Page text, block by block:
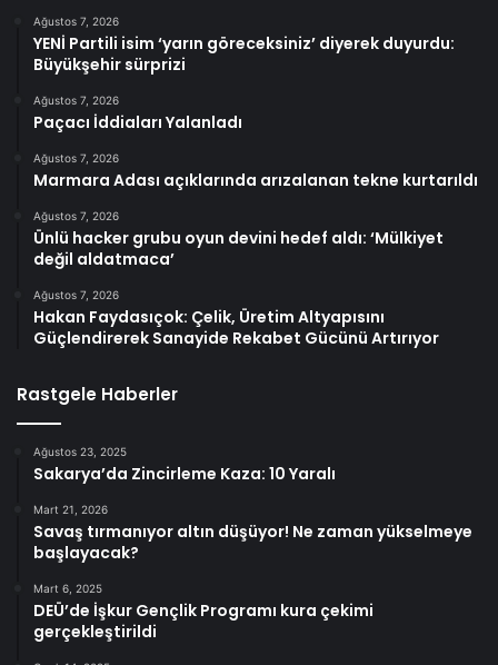
Ağustos 7, 2026
YENİ Partili isim ‘yarın göreceksiniz’ diyerek duyurdu:
Büyükşehir sürprizi
Ağustos 7, 2026
Paçacı İddiaları Yalanladı
Ağustos 7, 2026
Marmara Adası açıklarında arızalanan tekne kurtarıldı
Ağustos 7, 2026
Ünlü hacker grubu oyun devini hedef aldı: ‘Mülkiyet
değil aldatmaca’
Ağustos 7, 2026
Hakan Faydasıçok: Çelik, Üretim Altyapısını
Güçlendirerek Sanayide Rekabet Gücünü Artırıyor
Rastgele Haberler
Ağustos 23, 2025
Sakarya’da Zincirleme Kaza: 10 Yaralı
Mart 21, 2026
Savaş tırmanıyor altın düşüyor! Ne zaman yükselmeye
başlayacak?
Mart 6, 2025
DEÜ’de İşkur Gençlik Programı kura çekimi
gerçekleştirildi